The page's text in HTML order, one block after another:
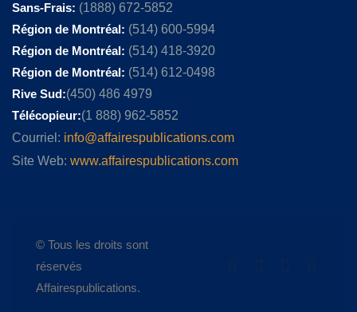
Sans-Frais: (1888) 672-5852
Région de Montréal: (514) 600-5994
Région de Montréal: (514) 418-3920
Région de Montréal: (514) 612-0498
Rive Sud:(450) 486 4979
Télécopieur:(1 888) 962-5852
Courriel: info@affairespublications.com
Site Web: www.affairespublications.com
© Tous les droits sont
réservés
Affairespublications.